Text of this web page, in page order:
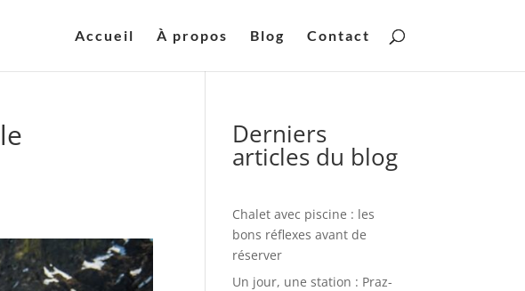
Accueil À propos Blog Contact
Derniers
articles du blog
Chalet avec piscine : les
bons réflexes avant de
réserver
Un jour, une station : Praz-